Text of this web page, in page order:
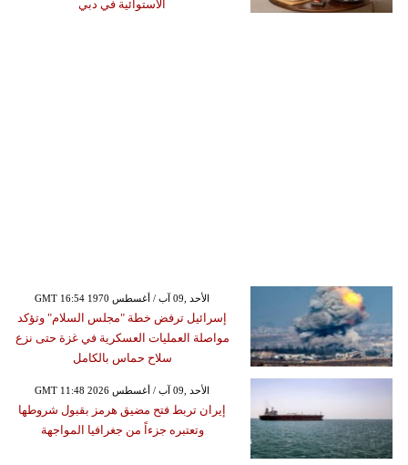
الاستوائية في دبي
GMT 16:54 1970 الأحد ,09 آب / أغسطس
إسرائيل ترفض خطة "مجلس السلام" وتؤكد
مواصلة العمليات العسكرية في غزة حتى نزع
سلاح حماس بالكامل
GMT 11:48 2026 الأحد ,09 آب / أغسطس
إيران تربط فتح مضيق هرمز بقبول شروطها
وتعتبره جزءاً من جغرافيا المواجهة